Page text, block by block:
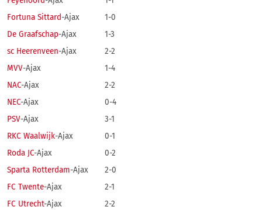
Fortuna Sittard-Ajax
1-0
De Graafschap-Ajax
1-3
sc Heerenveen-Ajax
2-2
MVV-Ajax
1-4
NAC-Ajax
2-2
NEC-Ajax
0-4
PSV-Ajax
3-1
RKC Waalwijk-Ajax
0-1
Roda JC-Ajax
0-2
Sparta Rotterdam-Ajax
2-0
FC Twente-Ajax
2-1
FC Utrecht-Ajax
2-2